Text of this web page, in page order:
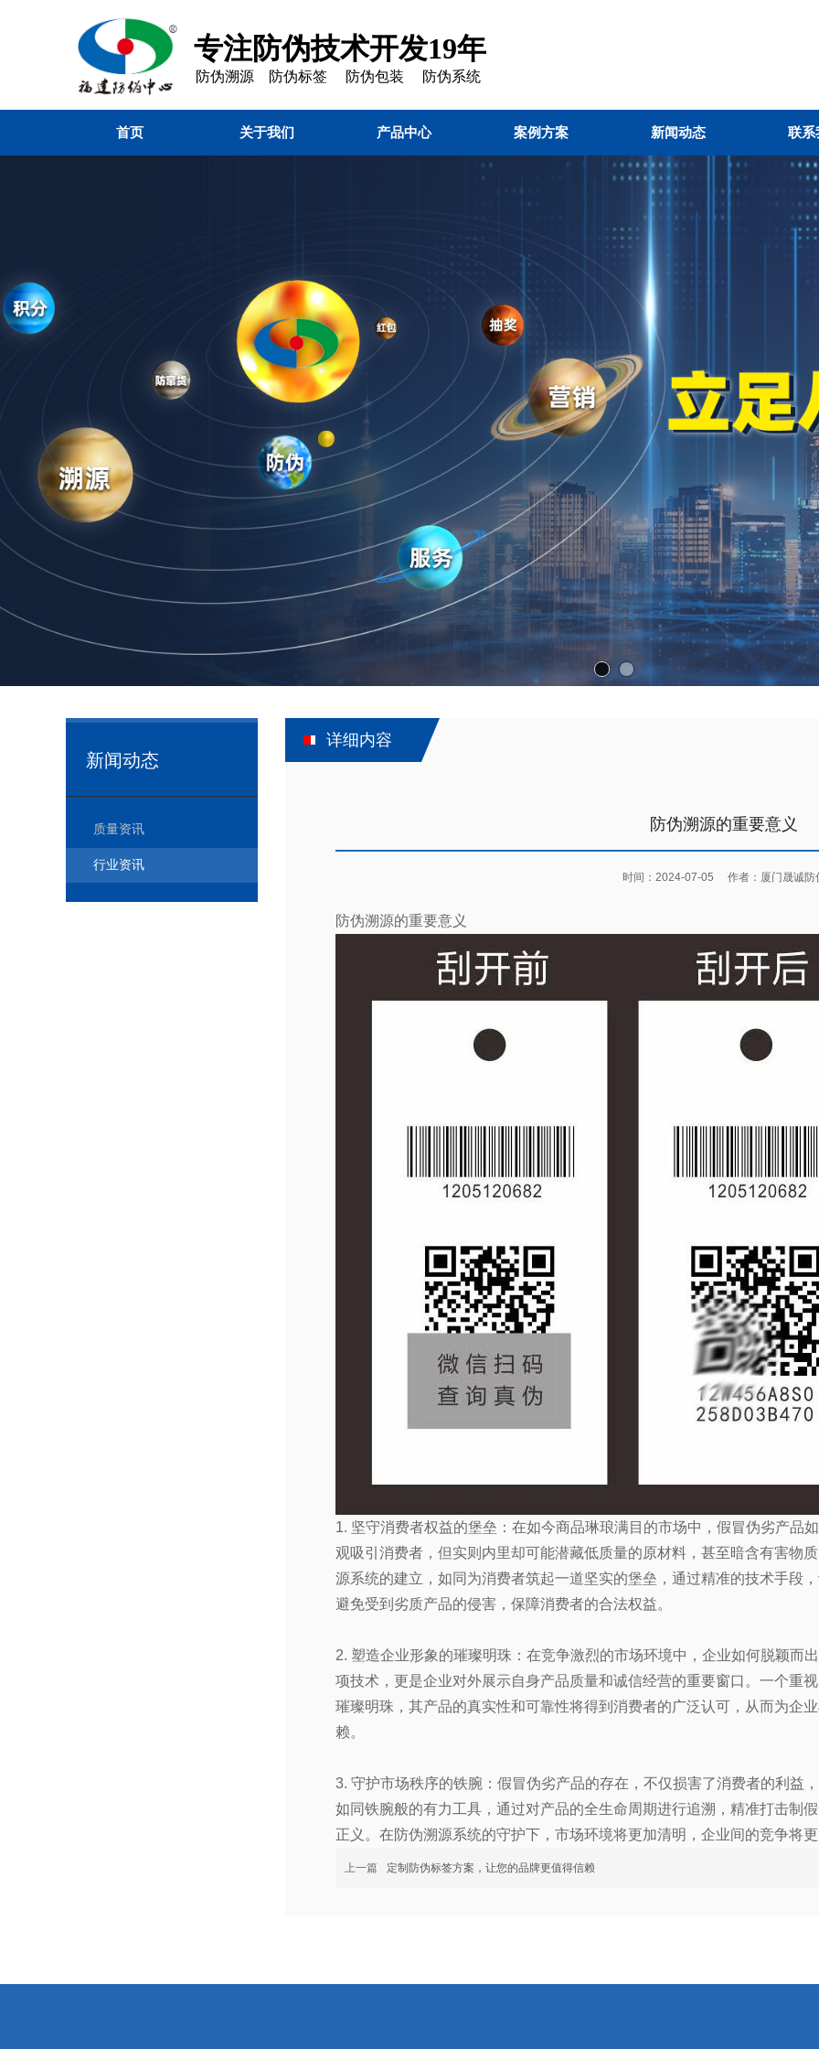
专注防伪技术开发19年
防伪溯源 防伪标签 防伪包装 防伪系统
首页 关于我们 产品中心 案例方案 新闻动态 联系
新闻动态
质量资讯
行业资讯
详细内容
防伪溯源的重要意义
时间：2024-07-05 作者：厦门晟诚防
防伪溯源的重要意义
1. 坚守消费者权益的堡垒：在如今商品琳琅满目的市场中，假冒伪劣产品
观吸引消费者，但实则内里却可能潜藏低质量的原材料，甚至暗含有害物
源系统的建立，如同为消费者筑起一道坚实的堡垒，通过精准的技术手段
避免受到劣质产品的侵害，保障消费者的合法权益。
2. 塑造企业形象的璀璨明珠：在竞争激烈的市场环境中，企业如何脱颖而
项技术，更是企业对外展示自身产品质量和诚信经营的重要窗口。一个重
璀璨明珠，其产品的真实性和可靠性将得到消费者的广泛认可，从而为企
赖。
3. 守护市场秩序的铁腕：假冒伪劣产品的存在，不仅损害了消费者的利益
如同铁腕般的有力工具，通过对产品的全生命周期进行追溯，精准打击制
正义。在防伪溯源系统的守护下，市场环境将更加清明，企业间的竞争将
上一篇 定制防伪标签方案，让您的品牌更值得信赖